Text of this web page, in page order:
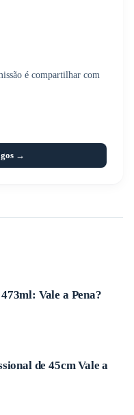
é compartilhar com
→
Vale a Pena?
de 45cm Vale a